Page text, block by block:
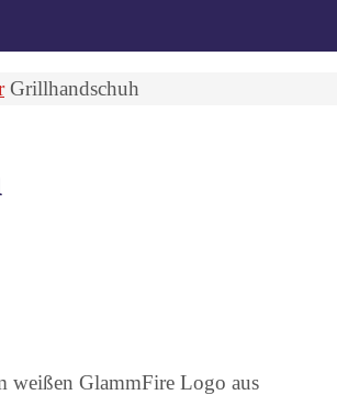
Grillhandschuh
weißen GlammFire Logo aus